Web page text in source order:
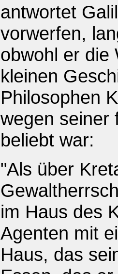
antwortet
vorwerfen,
obwohl er die
kleinen
Philosophen
wegen seiner
beliebt war:
"Als über
im Haus des
Agenten mit
Haus, das